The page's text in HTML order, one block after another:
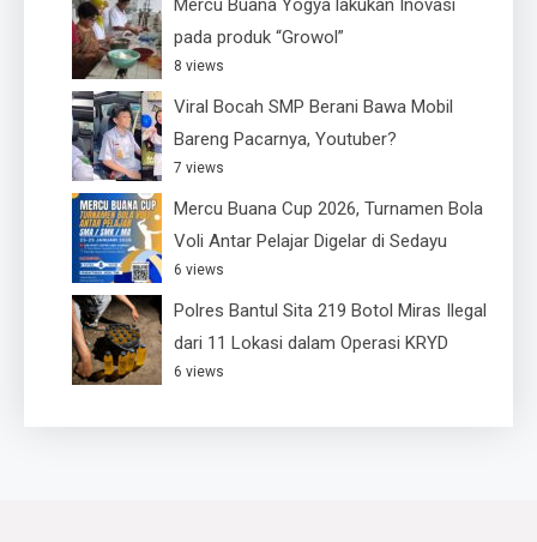
Mercu Buana Yogya lakukan Inovasi
pada produk “Growol”
8 views
Viral Bocah SMP Berani Bawa Mobil
Bareng Pacarnya, Youtuber?
7 views
Mercu Buana Cup 2026, Turnamen Bola
Voli Antar Pelajar Digelar di Sedayu
6 views
Polres Bantul Sita 219 Botol Miras Ilegal
dari 11 Lokasi dalam Operasi KRYD
6 views